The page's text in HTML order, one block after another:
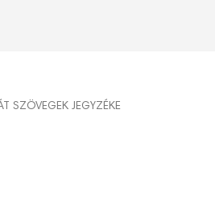
SZÖVEGEK JEGYZÉKE